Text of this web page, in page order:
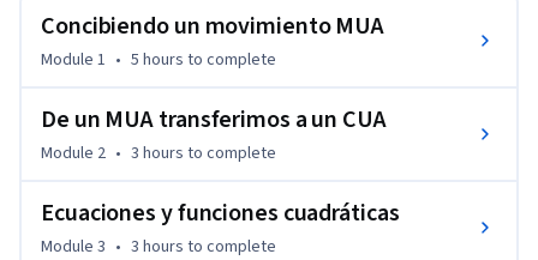
El contexto real de llenado de tanques permitirá hacer una
primera transferencia de significado y recapitularemos
Cuadrático. El período de acreditación para la materia
Introducción a las Matemáticas ha concluido. La última fecha
para recibir certificados de Coursera es 24 de julio 2017.
Informaremos oportunamente cuando la opción de
acreditación esté disponible de nuevo.
Concibiendo un movimiento MUA
Module 1 • 5 hours to complete
De un MUA transferimos a un CUA
Module 2 • 3 hours to complete
Ecuaciones y funciones cuadráticas
Module 3 • 3 hours to complete